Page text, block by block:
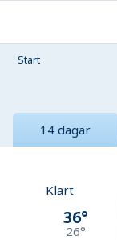
Start
14 dagar
Klart
36°
26°